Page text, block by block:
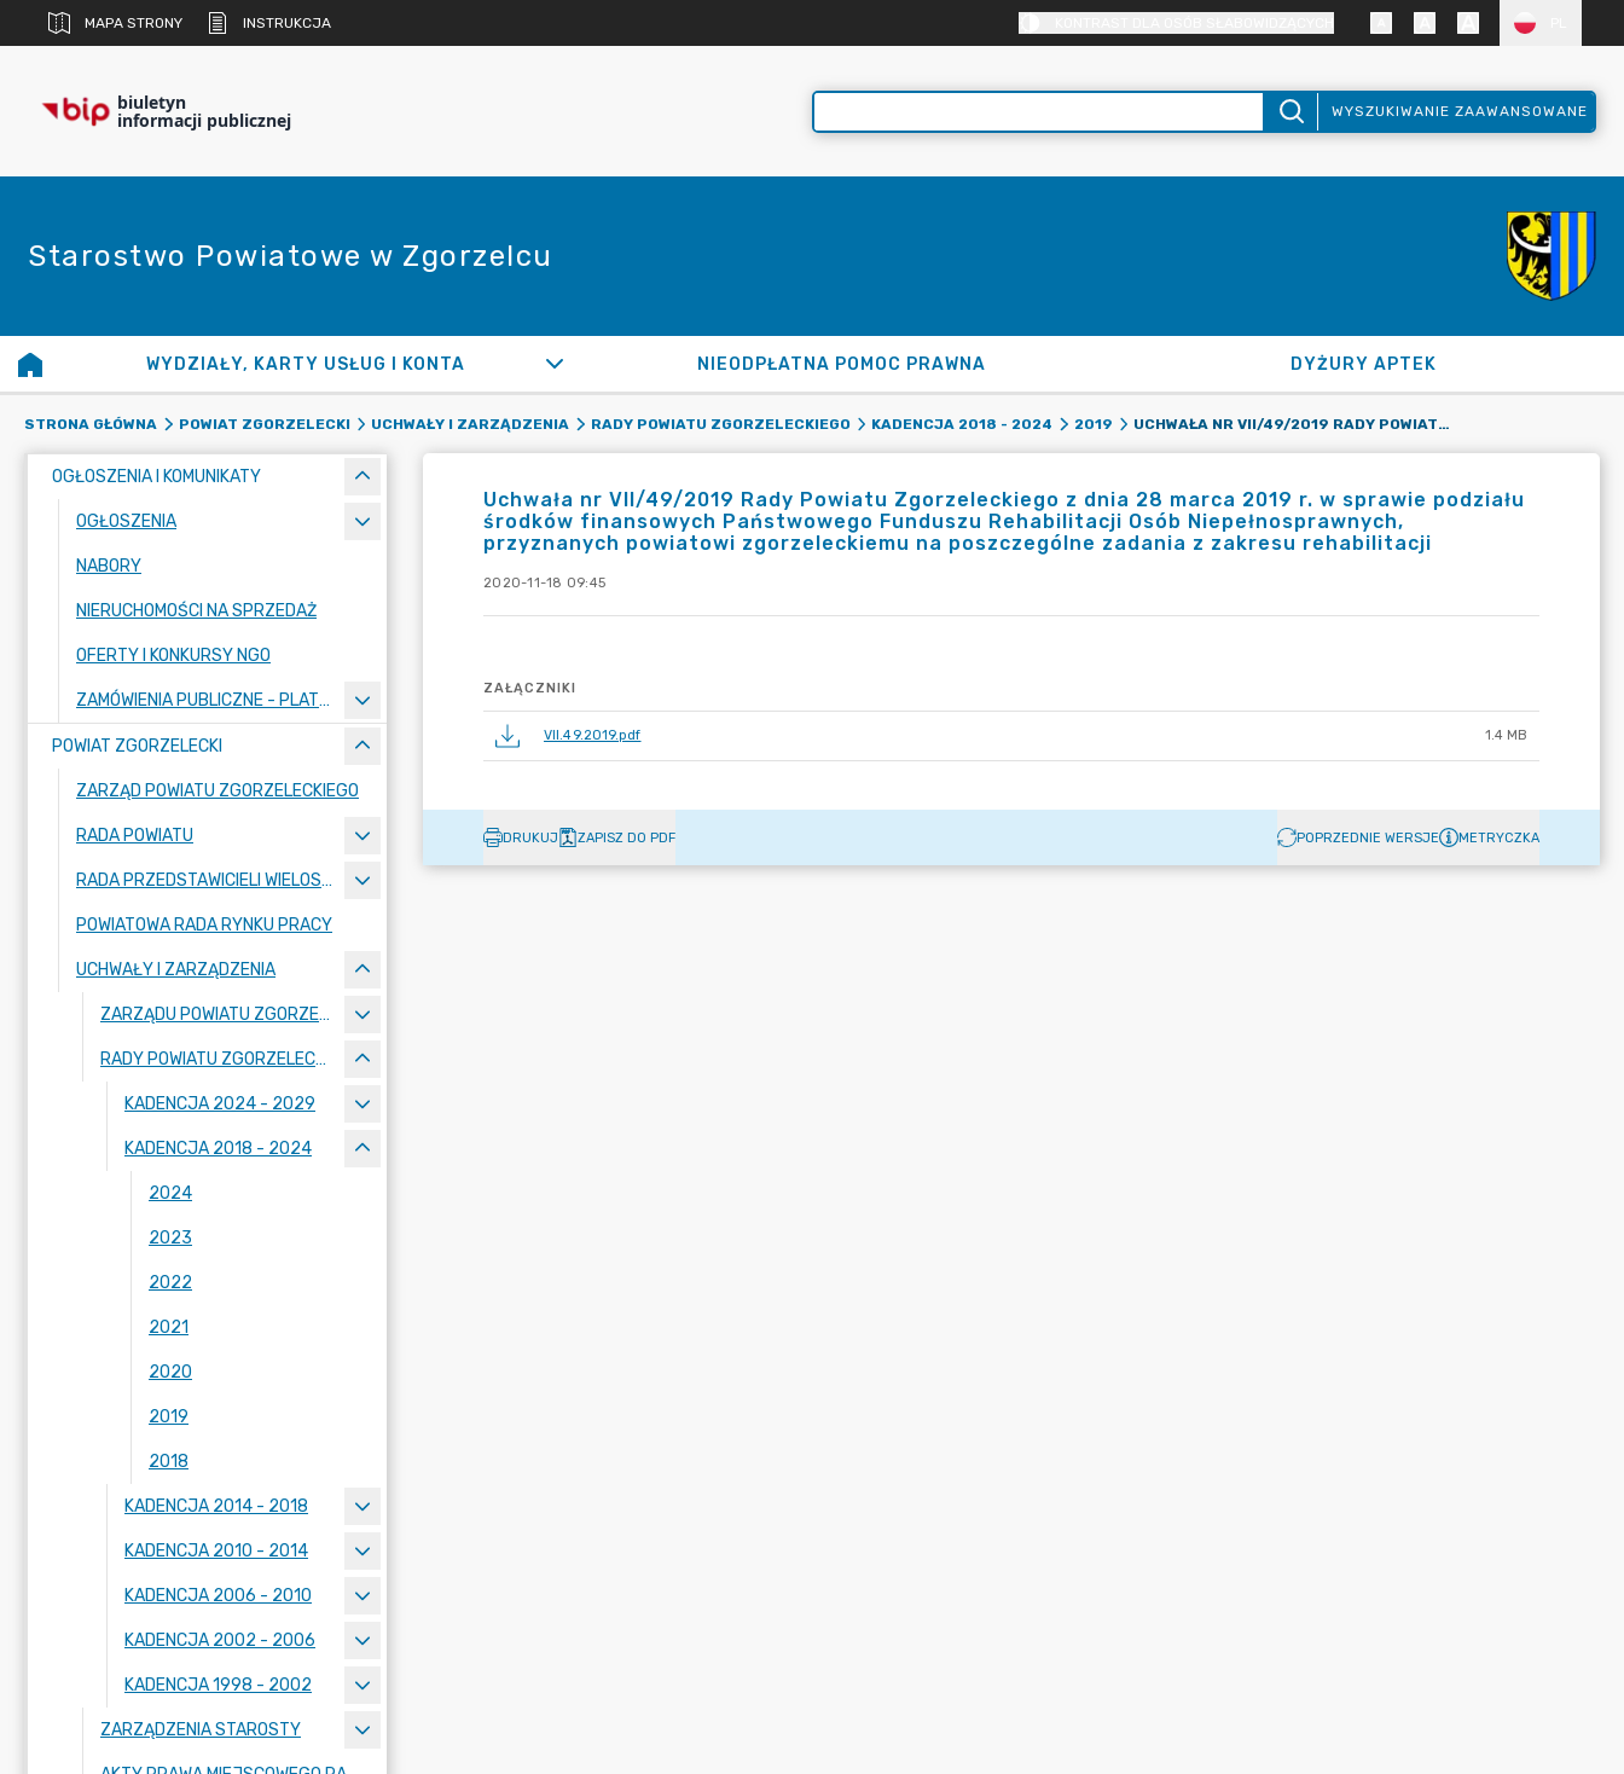
MAPA STRONY INSTRUKCJA
biuletyn
informacji publicznej WYSZUKIWANIE ZAAWANSOWANE
Starostwo Powiatowe w Zgorzelcu
WYDZIAŁY, KARTY USŁUG I KONTA NIEODPŁATNA POMOC PRAWNA DYŻURY APTEK
STRONA GŁÓWNA POWIAT ZGORZELECKI UCHWAŁY I ZARZĄDZENIA RADY POWIATU ZGORZELECKIEGO KADENCJA 2018 - 2024 2019 UCHWAŁA NR VII/49/2019 RADY POWIATU ZGORZELECKIEGO Z DNIA 28 MARCA 2019 R. W SPRAWIE PODZIAŁU ŚRODKÓW FINANSOWYCH PAŃSTWOWEGO FUNDUSZU REHABILITACJI OSÓB NIEPEŁNOSPRAWNYCH, PRZYZNANYCH POWIATOWI ZGORZELECKIEMU NA POSZCZEGÓLNE ZADANIA Z ZAKRESU REHABILITACJI
OGŁOSZENIA I KOMUNIKATY
OGŁOSZENIA
NABORY
NIERUCHOMOŚCI NA SPRZEDAŻ
OFERTY I KONKURSY NGO
ZAMÓWIENIA PUBLICZNE - PLATFORMA ZAKUPOWA
POWIAT ZGORZELECKI
ZARZĄD POWIATU ZGORZELECKIEGO
RADA POWIATU
RADA PRZEDSTAWICIELI WIELOSPECJALISTYCZNEGO ZESPOŁU OPIEKI ZDROWOTNEJ "BOLESŁAWIEC-ZGORZELEC" SAMODZIELNEGO PUBLICZNEGO ZAKŁADU OPIEKI ZDROWOTNEJ
POWIATOWA RADA RYNKU PRACY
UCHWAŁY I ZARZĄDZENIA
ZARZĄDU POWIATU ZGORZELECKIEGO
RADY POWIATU ZGORZELECKIEGO
KADENCJA 2024 - 2029
KADENCJA 2018 - 2024
2024
2023
2022
2021
2020
2019
2018
KADENCJA 2014 - 2018
KADENCJA 2010 - 2014
KADENCJA 2006 - 2010
KADENCJA 2002 - 2006
KADENCJA 1998 - 2002
ZARZĄDZENIA STAROSTY
Uchwała nr VII/49/2019 Rady Powiatu Zgorzeleckiego z dnia 28 marca 2019 r. w sprawie podziału
środków finansowych Państwowego Funduszu Rehabilitacji Osób Niepełnosprawnych,
przyznanych powiatowi zgorzeleckiemu na poszczególne zadania z zakresu rehabilitacji
2020-11-18 09:45
ZAŁĄCZNIKI
VII.49.2019.pdf 1.4 MB
DRUKUJ ZAPISZ DO PDF POPRZEDNIE WERSJE METRYCZKA